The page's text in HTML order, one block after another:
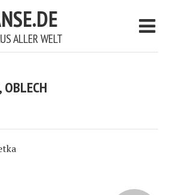
ALLER WELT
OBLECH